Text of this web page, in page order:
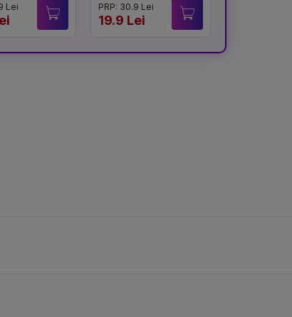
Lei PRP: 30.9 Lei
19.9 Lei